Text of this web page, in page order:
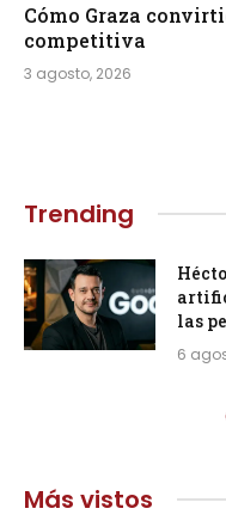
Cómo Graza
competitiva
3 agosto, 2026
Trending
las
6
Más vistos